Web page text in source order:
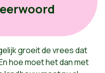
groeit de vrees dat
hoe moet het dan met